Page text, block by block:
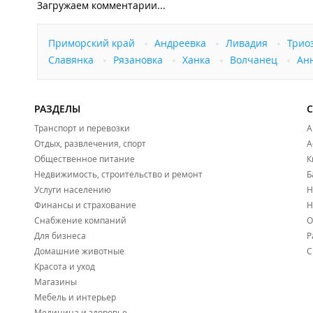
Проживание с любыми домашними животными на
Загружаем комментарии...
Приморский край Андреевка Ливадия
Славянка
Рязановка Ханка Волчанец
РАЗДЕЛЫ
Транспорт и перевозки
Отдых, развлечения, спорт
Общественное питание
Недвижимость, строительство и ремонт
Услуги населению
Финансы и страхование
Снабжение компаний
Для бизнеса
Домашние животные
Красота и уход
Магазины
Мебель и интерьер